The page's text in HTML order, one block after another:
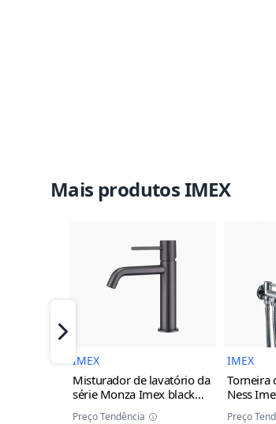
Mais produtos IMEX
Imagem do Produto
IMEX
Misturador de lavatório da
série Monza Imex black
gun metal
Preço Tendência
IMEX
Torneira
Ness
Preço
Próximo